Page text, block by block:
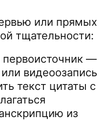
или прямых
тщательности:
—
видеоозапись
текст цитаты с
из